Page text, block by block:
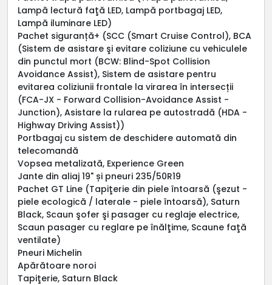
Lampă lectură faţă LED, Lampă portbagaj LED,
Lampă iluminare LED)
Pachet siguranță+ (SCC (Smart Cruise Control), BCA
(Sistem de asistare şi evitare coliziune cu vehiculele
din punctul mort (BCW: Blind-Spot Collision
Avoidance Assist), Sistem de asistare pentru
evitarea coliziunii frontale la virarea în intersecții
(FCA-JX - Forward Collision-Avoidance Assist -
Junction), Asistare la rularea pe autostradă (HDA -
Highway Driving Assist))
Portbagaj cu sistem de deschidere automată din
telecomandă
Vopsea metalizată, Experience Green
Jante din aliaj 19" și pneuri 235/50R19
Pachet GT Line (Tapiţerie din piele întoarsă (şezut -
piele ecologică / laterale - piele întoarsă), Saturn
Black, Scaun şofer şi pasager cu reglaje electrice,
Scaun pasager cu reglare pe înălţime, Scaune faţă
ventilate)
Pneuri Michelin
Apărătoare noroi
Tapiţerie, Saturn Black